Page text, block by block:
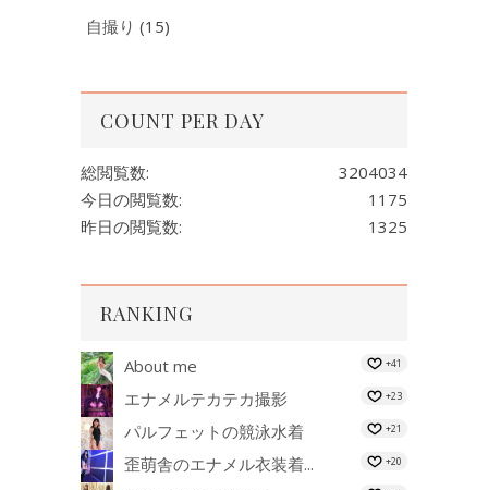
自撮り (15)
COUNT PER DAY
3204034
総閲覧数:
1175
今日の閲覧数:
1325
昨日の閲覧数:
RANKING
About me +41
エナメルテカテカ撮影 +23
パルフェットの競泳水着 +21
歪萌舎のエナメル衣装着... +20